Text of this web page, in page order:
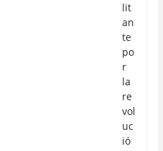
lit
an
te
po
r
la
re
vol
uc
ió